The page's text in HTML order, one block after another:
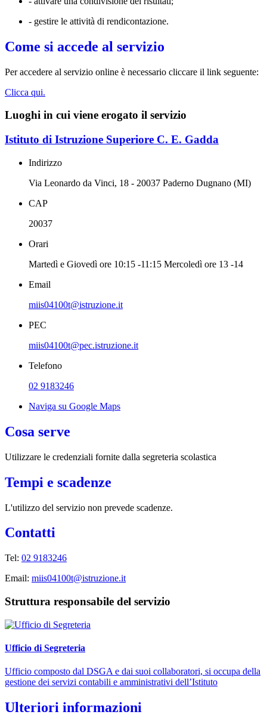
- gestire le attività di rendicontazione.
Come si accede al servizio
Per accedere al servizio online è necessario cliccare il link seguente:
Clicca qui.
Luoghi in cui viene erogato il servizio
Istituto di Istruzione Superiore C. E. Gadda
Indirizzo
Via Leonardo da Vinci, 18 - 20037 Paderno Dugnano (MI)
CAP
20037
Orari
Martedì e Giovedì ore 10:15 -11:15 Mercoledì ore 13 -14
Email
miis04100t@istruzione.it
PEC
miis04100t@pec.istruzione.it
Telefono
02 9183246
Naviga su Google Maps
Cosa serve
Utilizzare le credenziali fornite dalla segreteria scolastica
Tempi e scadenze
L'utilizzo del servizio non prevede scadenze.
Contatti
Tel: 02 9183246
Email: miis04100t@istruzione.it
Struttura responsabile del servizio
Ufficio di Segreteria
Ufficio composto dal DSGA e dai suoi collaboratori, si occupa della
gestione dei servizi contabili e amministrativi dell’Istituto
Ulteriori informazioni